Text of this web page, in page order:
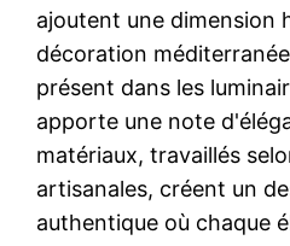
ajoutent une dimension
décoration
présent dans les
apporte une note
matériaux, travaillés
artisanales, créent un
authentique où chaque